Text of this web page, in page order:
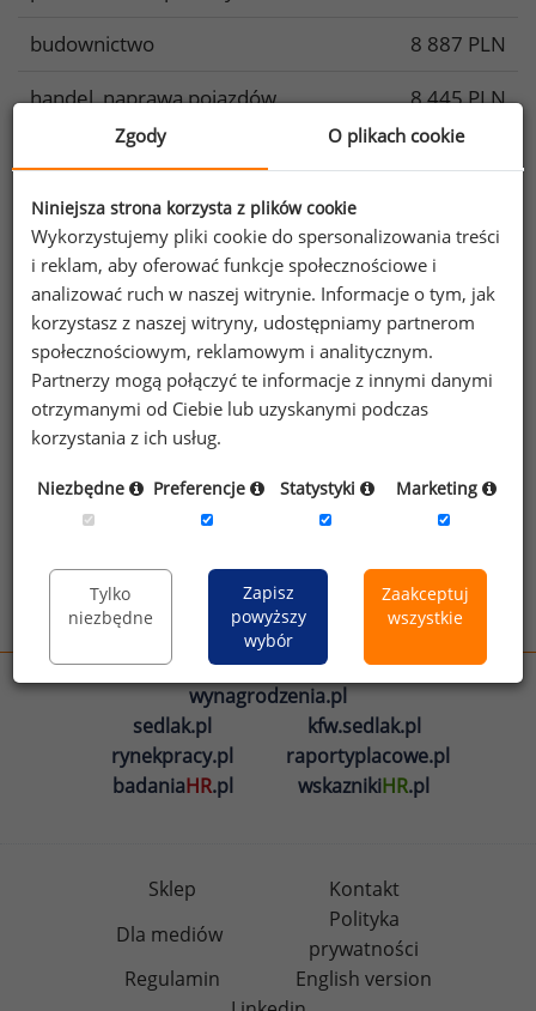
budownictwo
8 887 PLN
handel, naprawa pojazdów
samochodowych
8 445 PLN
transport i gospodarka
magazynowa
9 070 PLN
zakwaterowanie i gastronomia
6 802 PLN
informacja i komunikacja
15 156 PLN
obsługa rynku nieruchomości
9 561 PLN
administrowanie i działalność
wspierająca
7 355 PLN
Zobacz więcej danych z innych województw
wynagrodzenia.pl
sedlak.pl
kfw.sedlak.pl
rynekpracy.pl
raportyplacowe.pl
badaniaHR.pl wskaznikiHR.pl
Sklep
Kontakt
Dla mediów
Polityka
prywatności
Regulamin
English version
Zgody O plikach cookie
Niniejsza strona korzysta z plików cookie
Wykorzystujemy pliki cookie do spersonalizowania treści
i reklam, aby oferować funkcje społecznościowe i
analizować ruch w naszej witrynie. Informacje o tym, jak
korzystasz z naszej witryny, udostępniamy partnerom
społecznościowym, reklamowym i analitycznym.
Partnerzy mogą połączyć te informacje z innymi danymi
otrzymanymi od Ciebie lub uzyskanymi podczas
korzystania z ich usług.
Niezbędne Preferencje Statystyki Marketing
Tylko
niezbędne
Zapisz
powyższy
wybór
Zaakceptuj
wszystkie